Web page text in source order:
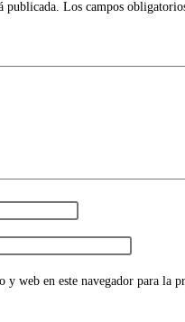
publicada. Los campos
web en este navegador para la